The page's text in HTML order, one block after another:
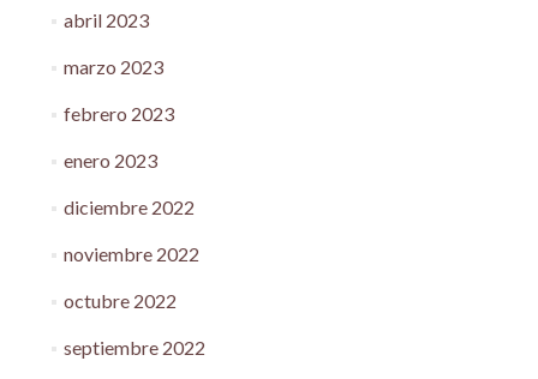
abril 2023
marzo 2023
febrero 2023
enero 2023
diciembre 2022
noviembre 2022
octubre 2022
septiembre 2022